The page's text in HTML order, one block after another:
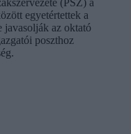
(PSZ) a
egyetértettek a
javasolják az oktató
poszthoz